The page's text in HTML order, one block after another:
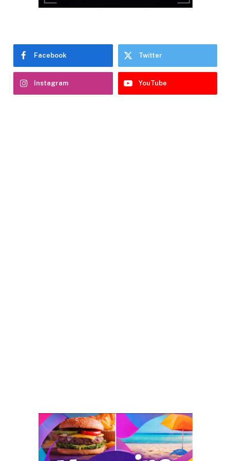
Facebook Twitter
Instagram YouTube